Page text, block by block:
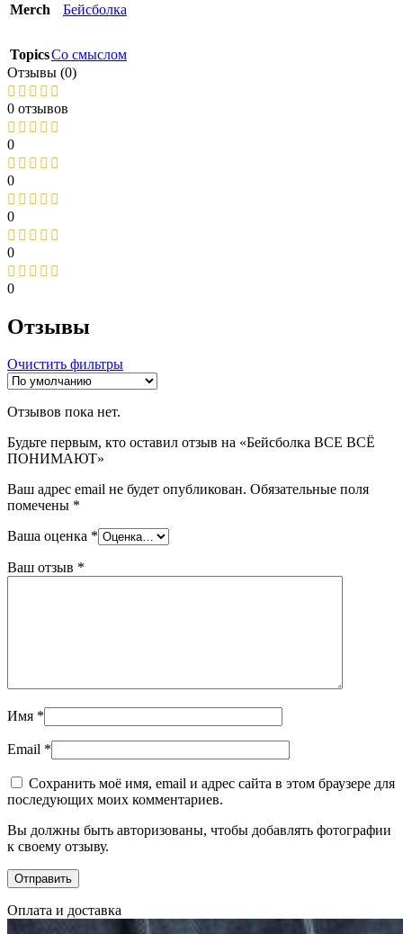
Merch Бейсболка
TopicsСо смыслом
Отзывы (0)
0 отзывов
0
0
0
0
0
Отзывы
Очистить фильтры
Отзывов пока нет.
Будьте первым, кто оставил отзыв на «Бейсболка ВСЕ ВСЁ
ПОНИМАЮТ»
Ваш адрес email не будет опубликован. Обязательные поля
помечены *
Ваша оценка *
Ваш отзыв *
Имя *
Email *
Сохранить моё имя, email и адрес сайта в этом браузере для
последующих моих комментариев.
Вы должны быть авторизованы, чтобы добавлять фотографии
к своему отзыву.
Оплата и доставка